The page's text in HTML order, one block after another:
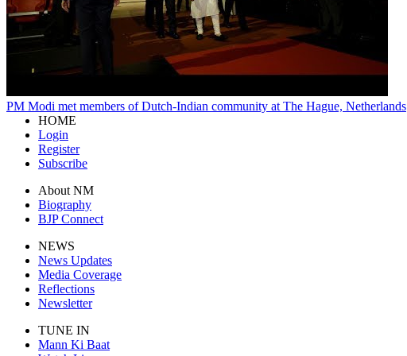
PM Modi met members of Dutch-Indian community at The Hague, Netherlands
HOME
Login
Register
Subscribe
About NM
Biography
BJP Connect
NEWS
News Updates
Media Coverage
Reflections
Newsletter
TUNE IN
Mann Ki Baat